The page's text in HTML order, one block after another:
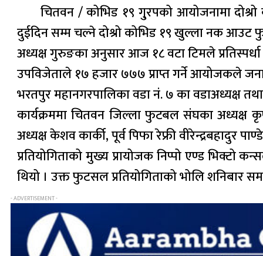
चितवन / कोभिड १९ गु्रपको आयोजनामा
दुईदिन सम्म चल्ने दोश्रो कोभिड १९ खुल्ला नक आउट
अध्यक्ष गुरुङका अनुसार आज १८ वटा टिमले
उपविजेताले १७ हजार ७७७ प्राप्त गर्ने आयोजकले
भरतपुर महानगरपालिका वडा नं. ७ का वडाअध्यक्ष
कार्यक्रममा चितवन जिल्ला फुटबल संघका अध्यक्ष
अध्यक्ष केशव कार्की, पूर्व पिफा रेफ्री वीरेन्द्रबहादुर
प्रतियोगिताको मुख्य प्रायोजक निप्पो एण्ड
थियो । उक्त फुटसल प्रतियोगिताको भोलि शनिबार
- ADVERTISEMENT -